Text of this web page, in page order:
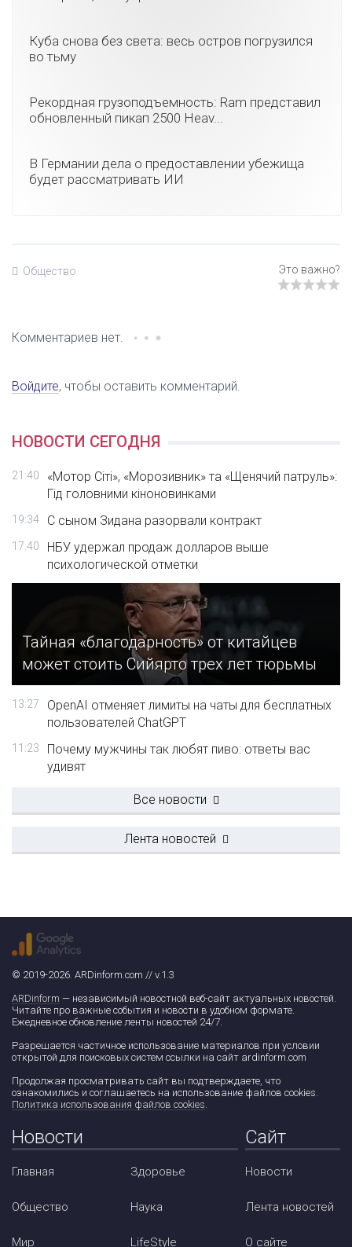
Куба снова без света: весь остров погрузился
во тьму
Рекордная грузоподъемность: Ram представил
обновленный пикап 2500 Heav...
В Германии дела о предоставлении убежища
будет рассматривать ИИ
Общество
Комментариев нет.
Войдите, чтобы оставить комментарий.
НОВОСТИ СЕГОДНЯ
21:40
«Мотор Сіті», «Морозивник» та «Щенячий патруль»:
Гід головними кіноновинками
19:34 С сыном Зидана разорвали контракт
17:40
НБУ удержал продаж долларов выше
психологической отметки
Тайная «благодарность» от китайцев
может стоить Сийярто трех лет тюрьмы
13:27
OpenAI отменяет лимиты на чаты для бесплатных
пользователей ChatGPT
11:23
Почему мужчины так любят пиво: ответы вас
удивят
Все новости
Лента новостей
© 2019-2026. ARDinform.com // v.1.3
ARDinform — независимый новостной веб-сайт актуальных новостей.
Читайте про важные события и новости в удобном формате.
Ежедневное обновление ленты новостей 24/7.
Разрешается частичное использование материалов при условии
открытой для поисковых систем ссылки на сайт ardinform.com
Продолжая просматривать сайт вы подтверждаете, что
ознакомились и соглашаетесь на использование файлов cookies.
Политика использования файлов cookies.
Новости
Главная
Общество
Мир
Здоровье
Наука
LifeStyle
Сайт
Новости
Лента новостей
О сайте